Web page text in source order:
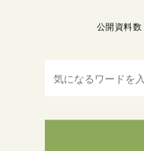
公開資料数